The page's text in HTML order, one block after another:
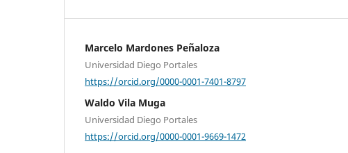
Marcelo Mardones Peñaloza
Universidad Diego Portales
https://orcid.org/0000-0001-7401-8797
Waldo Vila Muga
Universidad Diego Portales
https://orcid.org/0000-0001-9669-1472